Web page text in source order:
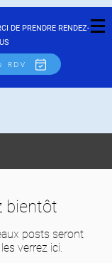
DE PRENDRE RENDEZ-
RDV
bientôt
posts seront
verrez ici.